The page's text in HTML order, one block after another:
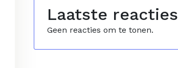
Laatste reacties
Geen reacties om te tonen.